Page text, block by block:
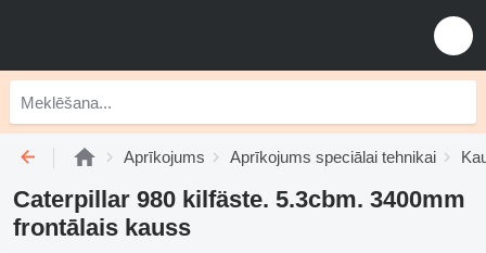
Aprīkojums Aprīkojums speciālai tehnikai
Caterpillar 980 kilfäste. 5.3cbm. 3400mm
frontālais kauss